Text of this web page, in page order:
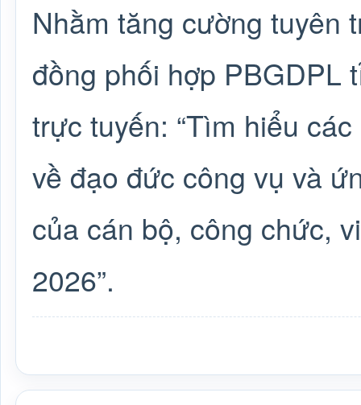
Nhằm tăng cường tuyên
đồng phối hợp PBGDPL
trực tuyến: “Tìm hiểu
về đạo đức công vụ và
của cán bộ, công chức,
2026”.